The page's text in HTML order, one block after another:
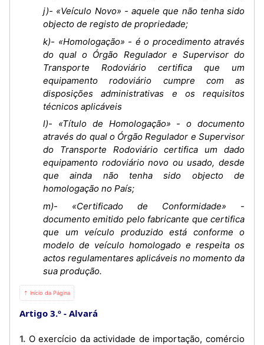
j)- «Veículo Novo» - aquele que não tenha sido
objecto de registo de propriedade;
k)- «Homologação» - é o procedimento através
do qual o Órgão Regulador e Supervisor do
Transporte Rodoviário certifica que um
equipamento rodoviário cumpre com as
disposições administrativas e os requisitos
técnicos aplicáveis
l)- «Título de Homologação» - o documento
através do qual o Órgão Regulador e Supervisor
do Transporte Rodoviário certifica um dado
equipamento rodoviário novo ou usado, desde
que ainda não tenha sido objecto de
homologação no País;
m)- «Certificado de Conformidade» -
documento emitido pelo fabricante que certifica
que um veículo produzido está conforme o
modelo de veículo homologado e respeita os
actos regulamentares aplicáveis no momento da
sua produção.
⇡ Início da Página
Artigo 3.º Alvará
1. O exercício da actividade de importação, comércio